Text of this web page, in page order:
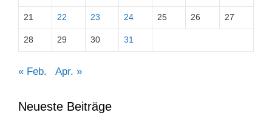
21 22 23 24 25 26 27
28 29 30 31
« Feb. Apr. »
Neueste Beiträge